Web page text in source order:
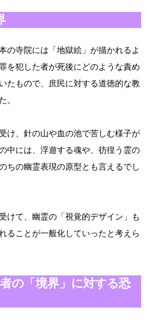
の寺院には「地獄絵」が描かれるよ
を犯した者が死後にどのような責め
たもので、庶民に対する道徳的な教
。
け、針の山や血の池で苦しむ様子が
中には、浮遊する魂や、彷徨う霊の
ちの幽霊表現の原型とも言えるでし
けて、幽霊の「視覚的デザイン」も
ることが一般化していったと考えら
の「境界」に対する恐